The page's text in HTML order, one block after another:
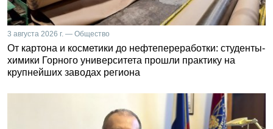
3 августа 2026 г. — Общество
От картона и косметики до нефтепереработки: студенты-
химики Горного университета прошли практику на
крупнейших заводах региона